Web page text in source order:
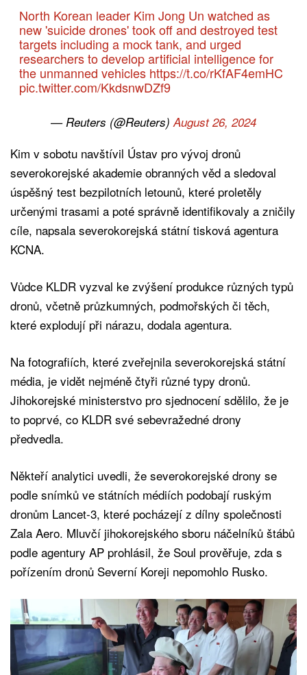
North Korean leader Kim Jong Un watched as
new 'suicide drones' took off and destroyed test
targets including a mock tank, and urged
researchers to develop artificial intelligence for
the unmanned vehicles https://t.co/rKfAF4emHC
pic.twitter.com/KkdsnwDZf9
— Reuters (@Reuters) August 26, 2024
Kim v sobotu navštívil Ústav pro vývoj dronů
severokorejské akademie obranných věd a sledoval
úspěšný test bezpilotních letounů, které proletěly
určenými trasami a poté správně identifikovaly a zničily
cíle, napsala severokorejská státní tisková agentura
KCNA.
Vůdce KLDR vyzval ke zvýšení produkce různých typů
dronů, včetně průzkumných, podmořských či těch,
které explodují při nárazu, dodala agentura.
Na fotografiích, které zveřejnila severokorejská státní
média, je vidět nejméně čtyři různé typy dronů.
Jihokorejské ministerstvo pro sjednocení sdělilo, že je
to poprvé, co KLDR své sebevražedné drony
předvedla.
Někteří analytici uvedli, že severokorejské drony se
podle snímků ve státních médiích podobají ruským
dronům Lancet-3, které pocházejí z dílny společnosti
Zala Aero. Mluvčí jihokorejského sboru náčelníků štábů
podle agentury AP prohlásil, že Soul prověřuje, zda s
pořízením dronů Severní Koreji nepomohlo Rusko.